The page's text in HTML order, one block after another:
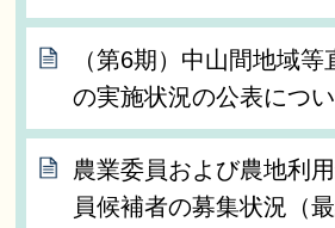
（第6期）中山間地域
の実施状況の公表につ
農業委員および農地利
員候補者の募集状況（最